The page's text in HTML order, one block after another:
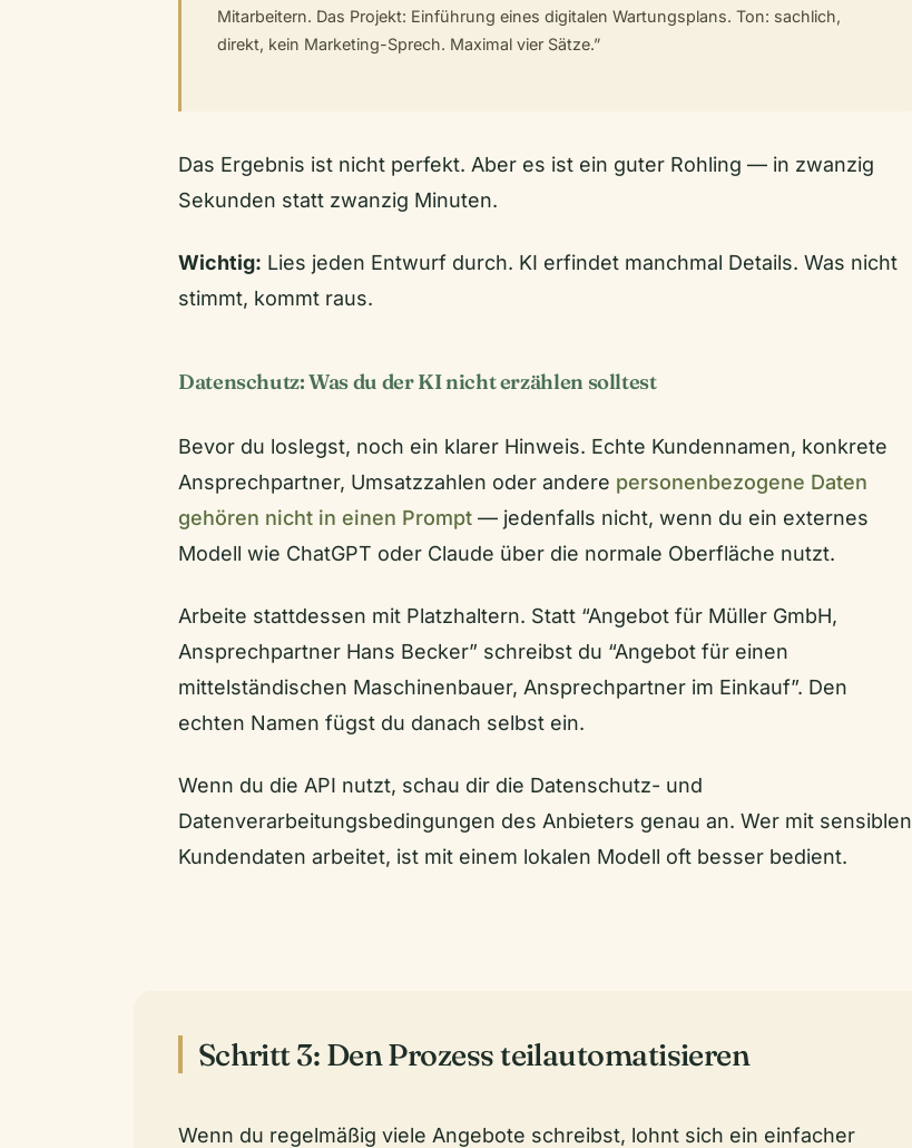
Mitarbeitern. Das Projekt: Einführung eines digitalen Wartungsplans. Ton: sachlich,
direkt, kein Marketing-Sprech. Maximal vier Sätze.”
Das Ergebnis ist nicht perfekt. Aber es ist ein guter Rohling — in zwanzig
Sekunden statt zwanzig Minuten.
Wichtig: Lies jeden Entwurf durch. KI erfindet manchmal Details. Was nicht
stimmt, kommt raus.
Datenschutz: Was du der KI nicht erzählen solltest
Bevor du loslegst, noch ein klarer Hinweis. Echte Kundennamen, konkrete
Ansprechpartner, Umsatzzahlen oder andere personenbezogene Daten
gehören nicht in einen Prompt — jedenfalls nicht, wenn du ein externes
Modell wie ChatGPT oder Claude über die normale Oberfläche nutzt.
Arbeite stattdessen mit Platzhaltern. Statt “Angebot für Müller GmbH,
Ansprechpartner Hans Becker” schreibst du “Angebot für einen
mittelständischen Maschinenbauer, Ansprechpartner im Einkauf”. Den
echten Namen fügst du danach selbst ein.
Wenn du die API nutzt, schau dir die Datenschutz- und
Datenverarbeitungsbedingungen des Anbieters genau an. Wer mit sensiblen
Kundendaten arbeitet, ist mit einem lokalen Modell oft besser bedient.
Schritt 3: Den Prozess teilautomatisieren
Wenn du regelmäßig viele Angebote schreibst, lohnt sich ein einfacher